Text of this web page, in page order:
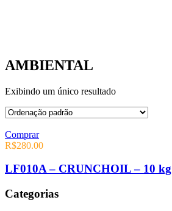
AMBIENTAL
Exibindo um único resultado
Comprar
R$280.00
LF010A – CRUNCHOIL – 10 kg
Categorias